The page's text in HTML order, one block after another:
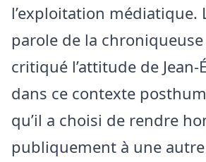
l’exploitation médiatique.
parole de la
critiqué l’attitude de
dans ce contexte
qu’il a choisi de rendre
publiquement à une autre